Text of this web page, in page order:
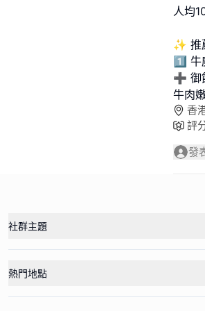
人均
✨ 推
1️⃣ 牛
➕ 御
牛肉
香
評
發
社群主題
熱門地點